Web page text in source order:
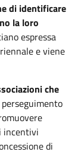
di identificare
la loro
espressa
e viene
che
incentivi
di